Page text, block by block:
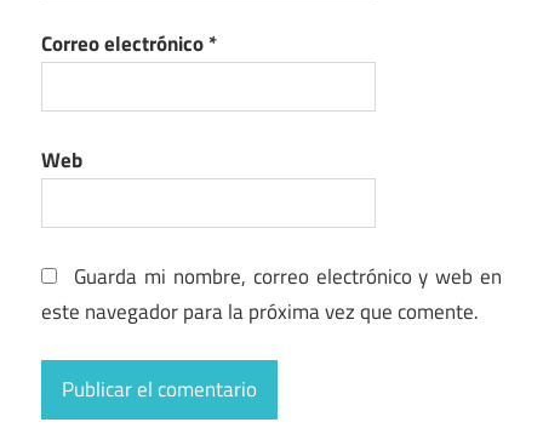
Correo electrónico*
Web
Guarda mi nombre, correo electrónico y web en
este navegador para la próxima vez que comente.